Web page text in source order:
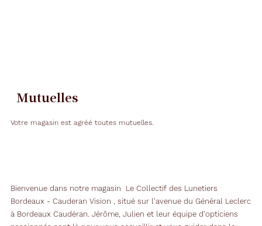
Mutuelles
Votre magasin est agréé toutes mutuelles.
Bienvenue dans notre magasin Le Collectif des Lunetiers
Bordeaux - Cauderan Vision , situé sur l'avenue du Général Leclerc
à Bordeaux Caudéran. Jérôme, Julien et leur équipe d'opticiens